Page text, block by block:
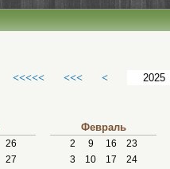
<<<<< <<< <
26
27
Февраль
2 9 16
23
3
10 17
24